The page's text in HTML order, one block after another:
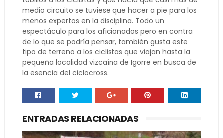
medio circuito se tuviese que hacer a pie para los
menos expertos en la disciplina. Todo un
espectáculo para los aficionados pero en contra
de lo que se podría pensar, también gusta este
tipo de terreno a los ciclistas que viajan hasta la
pequeña localidad vizcaína de Igorre en busca de
la esencia del ciclocross.
ENTRADAS RELACIONADAS